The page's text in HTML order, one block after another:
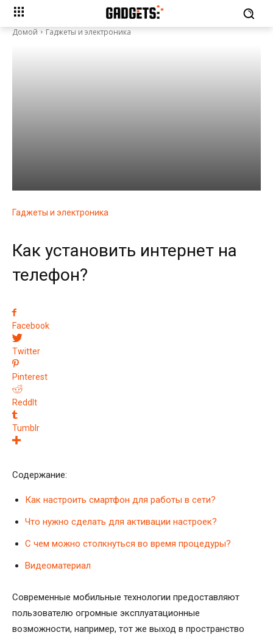
Домой Гаджеты и электроника
Гаджеты и электроника
Как установить интернет на
телефон?
Facebook
Twitter
Pinterest
ReddIt
Tumblr
Содержание:
Как настроить смартфон для работы в сети?
Что нужно сделать для активации настроек?
С чем можно столкнуться во время процедуры?
Видеоматериал
Современные мобильные технологии предоставляют
пользователю огромные эксплуатационные
возможности, например, тот же выход в пространство